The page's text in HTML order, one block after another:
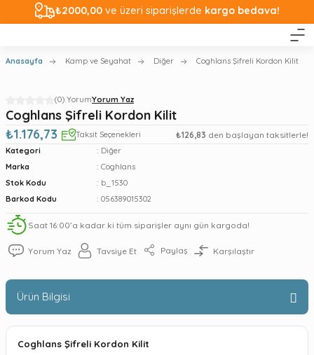
₺2000,00 ve üzeri siparişlerde kargo bedava!
Anasayfa Kamp ve Seyahat Diğer Coghlans Şifreli Kordon Kilit
(0) YorumYorum Yaz
Coghlans Şifreli Kordon Kilit
₺1.176,73
Taksit Seçenekleri ₺126,83 den başlayan taksitlerle!
Kategori
Diğer
Marka
Coghlans
Stok Kodu
b_1530
Barkod Kodu
056389015302
Saat 16:00’a kadar ki tüm siparişler aynı gün kargoda!
Yorum Yaz Tavsiye Et Paylaş Karşılaştır
Ürün Bilgisi
Coghlans Şifreli Kordon Kilit